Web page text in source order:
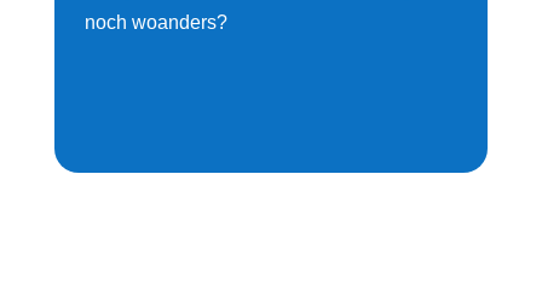
noch woanders?